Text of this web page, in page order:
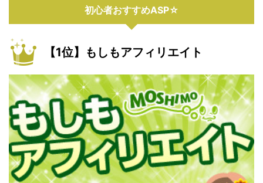
初心者おすすめASP☆
【1位】もしもアフィリエイト